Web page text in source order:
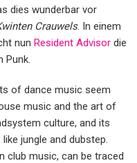
dies wunderbar vor
Crauwels. In einem
nun Resident Advisor die
Punk.
of dance music seem
music and the art of
culture, and its
jungle and dubstep.
club music, can be traced